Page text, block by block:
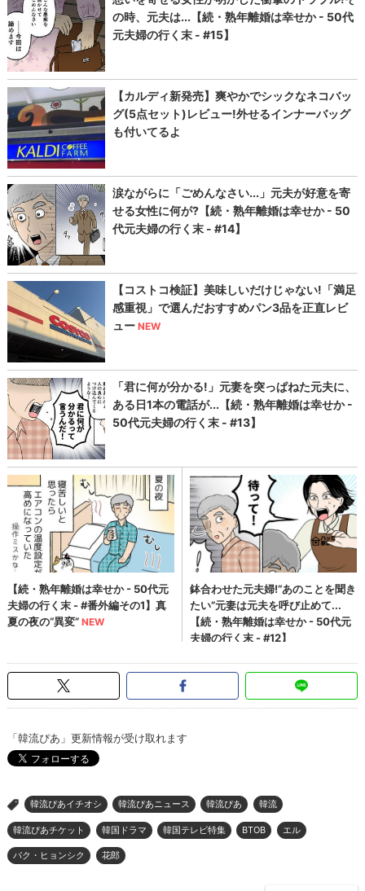
「韓流ぴあ」更新情報が受け取れます
> 韓流ぴあイチオシ 韓流ぴあニュース 韓流ぴあ 韓流
韓流ぴあチケット 韓国ドラマ 韓国テレビ特集 BTOB エル
パク・ヒョンシク 花郎